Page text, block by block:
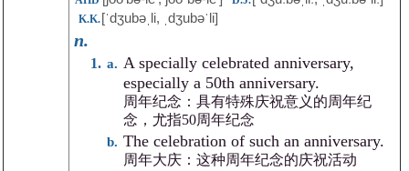
K.K.[ˈdʒubəˌli, ˌdʒubəˈli]
n.
A specially celebrated anniversary,
especially a 50th anniversary.
周年纪念：具有特殊庆祝意义的周年纪
念，尤指50周年纪念
The celebration of such an anniversary.
周年大庆：这种周年纪念的庆祝活动